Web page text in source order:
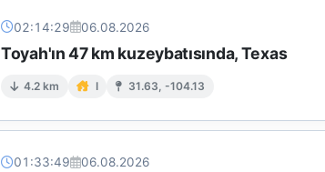
02:14:29 06.08.2026
Toyah'ın 47 km kuzeybatısında, Texas
4.2 km I 31.63, -104.13
01:33:49 06.08.2026